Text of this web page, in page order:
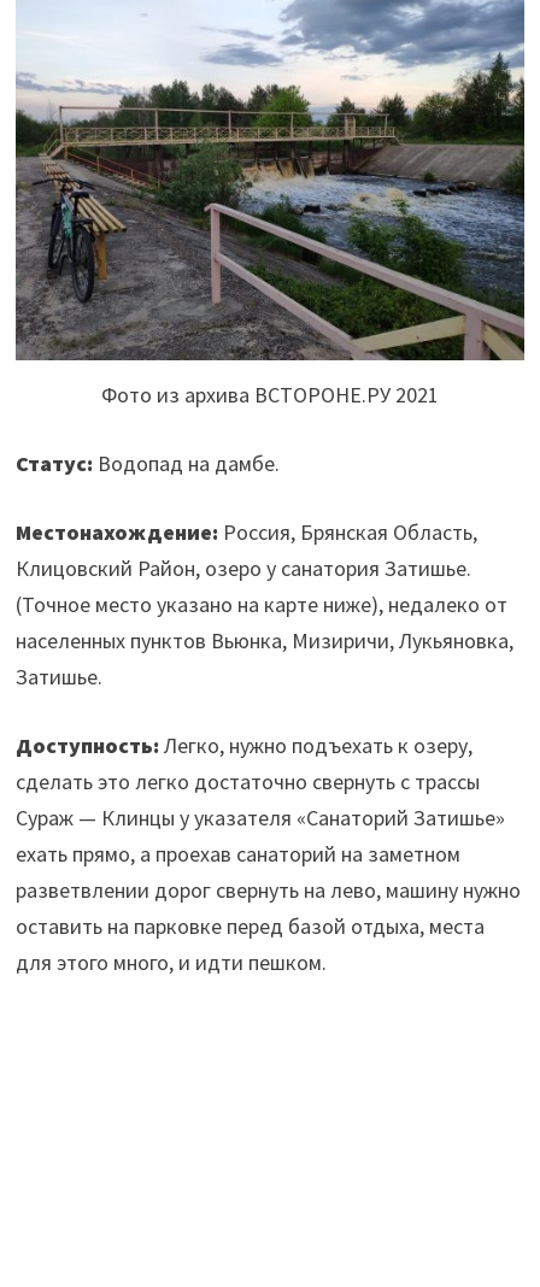
Фото из архива ВСТОРОНЕ.РУ 2021
Статус: Водопад на дамбе.
Местонахождение: Россия, Брянская Область,
Клицовский Район, озеро у санатория Затишье.
(Точное место указано на карте ниже), недалеко от
населенных пунктов Вьюнка, Мизиричи, Лукьяновка,
Затишье.
Доступность: Легко, нужно подъехать к озеру,
сделать это легко достаточно свернуть с трассы
Сураж — Клинцы у указателя «Санаторий Затишье»
ехать прямо, а проехав санаторий на заметном
разветвлении дорог свернуть на лево, машину нужно
оставить на парковке перед базой отдыха, места
для этого много, и идти пешком.